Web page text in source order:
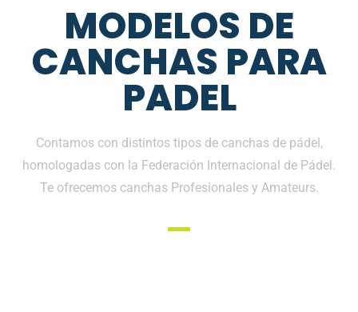
MODELOS DE
CANCHAS PARA
PADEL
Contamos con distintos tipos de canchas de pádel,
homologadas con la Federación Internacional de Pádel.
Te ofrecemos canchas Profesionales y Amateurs.